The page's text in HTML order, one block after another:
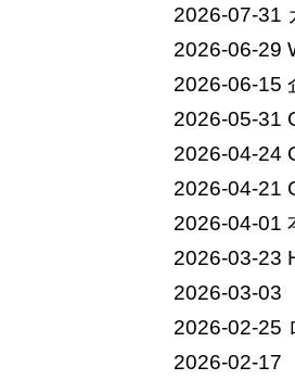
2026-07-31
2026-06-29
2026-06-15
2026-05-31
2026-04-24
2026-04-21
2026-04-01
2026-03-23
2026-03-03
2026-02-25
2026-02-17